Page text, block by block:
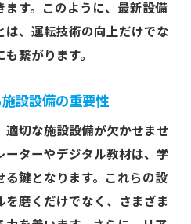
す。このように、最新設備
は、運転技術の向上だけでな
繋がります。
設設備の重要性
適切な施設設備が欠かせませ
ーターやデジタル教材は、学
鍵となります。これらの設
磨くだけでなく、さまざま